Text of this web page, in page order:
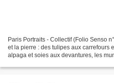
Paris Portraits - Collectif (Folio Senso
et la pierre : des tulipes aux carrefours
alpaga et soies aux devantures, les